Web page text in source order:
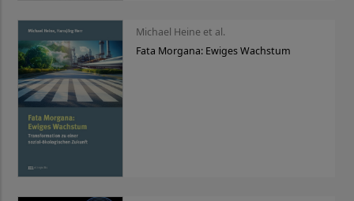
Michael Heine et al.
Fata Morgana: Ewiges Wachstum